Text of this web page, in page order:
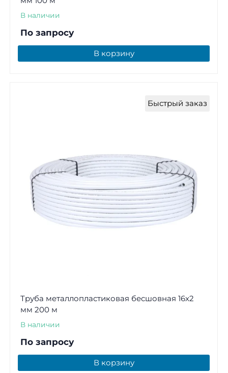
В наличии
По запросу
В корзину
Быстрый заказ
Труба металлопластиковая бесшовная 16x2
мм 200 м
В наличии
По запросу
В корзину